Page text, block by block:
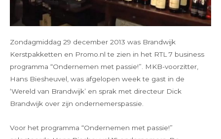
Zondagmiddag 29 december 2013 was Brandwijk
Kerstpakketten en Promo.nl te zien in het RTL 7 business
programma “Ondernemen met passie!”. MKB-voorzitter,
Hans Biesheuvel, was afgelopen week te gast in de
‘Wereld van Brandwijk’ en sprak met directeur Dick
Brandwijk over zijn ondernemerspassie.
Voor het programma “Ondernemen met passie!”